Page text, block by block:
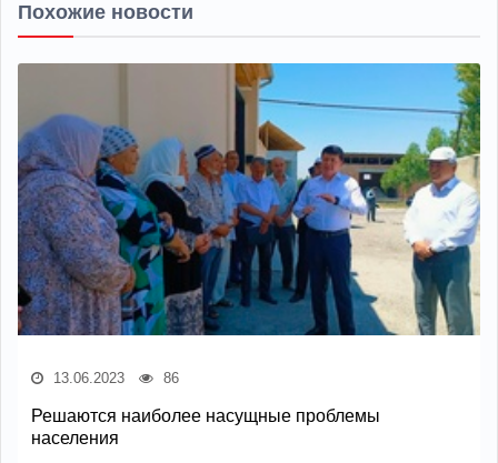
Похожие новости
13.06.2023 86
Решаются наиболее насущные проблемы
населения